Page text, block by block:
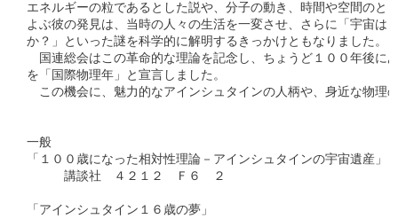
エネルギーの粒であるとした説や、分子の動き、時間や空間のと
よぶ彼の発見は、当時の人々の生活を一変させ、さらに「宇宙は
か？」といった謎を科学的に解明するきっかけともなりました。
国連総会はこの革命的な理論を記念し、ちょうど１００年後に
を「国際物理年」と宣言しました。
この機会に、魅力的なアインシュタインの人柄や、身近な物理
一般
「１００歳になった相対性理論－アインシュタインの宇宙遺産」
講談社　４２１２　Ｆ６　２
「アインシュタイン１６歳の夢」